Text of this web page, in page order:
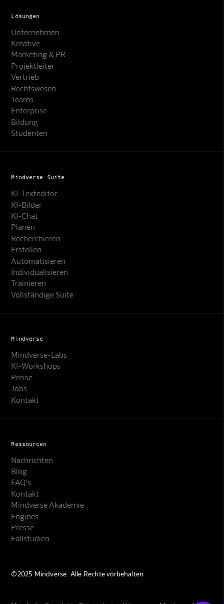
Online · KI-Assistent
Mindverse
Lösungen
Unternehmen
Kreative
Marketing & PR
Projektleiter
Vertrieb
Rechtswesen
Teams
Enterprise
Bildung
Studenten
Mindverse Suite
KI-Texteditor
KI-Bilder
KI-Chat
Planen
Recherchieren
Erstellen
Automatisieren
Individualisieren
Trainieren
Vollständige Suite
Mindverse
Mindverse-Labs
KI-Workshops
Preise
Jobs
Kontakt
Ressourcen
Nachrichten
Blog
FAQ's
Kontakt
Mindverse Akademie
Engines
Presse
Fallstudien
©2025 Mindverse. Alle Rechte vorbehalten